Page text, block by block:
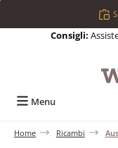
Passa al contenuto
Consigli:
Menu
Home Ricambi